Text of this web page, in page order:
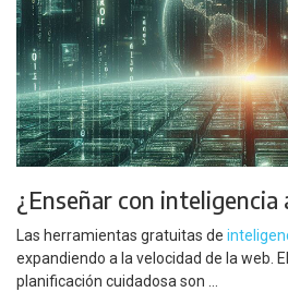
¿Enseñar con
Las herramientas gratuitas de
expandiendo a la velocidad de la web.
planificación cuidadosa son ...